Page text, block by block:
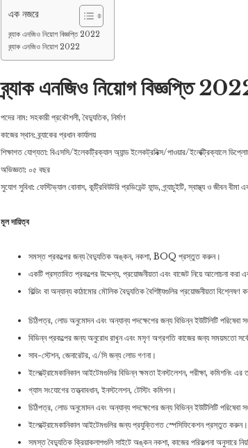
এক নজরে
ব্র্যাক এনজিও নিয়োগ বিজ্ঞপ্তি 2022
ব্র্যাক এনজিও নিয়োগ 2022
ব্র্যাক এনজিও নিয়োগ বিজ্ঞপ্তি
পদের নাম: সহকারী প্রকৌশলী, বৈদ্যুতিক, নির্মাণ
কাজের স্থান: ব্র্যাকের প্রধান কার্যালয়
শিক্ষাগত যোগ্যতা: বিএসসি/ইলেকট্রিক্যাল অ্যান্ড ইলেকট্রনিক্স/পাওয়ার/ইলেক্ট্রিক্যালে
অভিজ্ঞতা: ০৫ বছর
সুযোগ সুবিধা: ফেস্টিভ্যাল বোনাস, কন্ট্রিবিউটরি প্রভিডেন্ট ফান্ড, গ্র্যাচুইটি, স্বাস্থ্য ও জীবন বীমা
মূল দায়িত্ব
সমস্ত প্রকল্পের জন্য বৈদ্যুতিক অঙ্কন, নকশা, BOQ প্রস্তুত করুন।
একটি প্রস্তাবিত প্রকল্পের উদ্দেশ্য, প্রয়োজনীয়তা এবং বাজেট নিয়ে আলোচনা করা
বিল্ডিং বা অন্যান্য কাঠামোর মৌলিক বৈদ্যুতিক বৈশিষ্ট্যগুলির প্রয়োজনীয়তা বিশ্লেষণ
চিঠিপত্র, লোড অনুমোদন এবং অন্যান্য পদক্ষেপের জন্য বিভিন্ন ইউটিলিটি পরিষেবা
বিভিন্ন প্রকল্পের জন্য অনুরোধ রাখুন এবং মসৃণ অগ্রগতি কাজের জন্য সময়মতো
সাব-স্টেশন, জেনারেটর, এ/সি জন্য লোড গণনা।
ইলেক্ট্রোমেকানিকাল আইটেমগুলির বিভিন্ন ক্ষমতা ইনস্টলেশন, পরীক্ষা, কমিশনিং এর
গ্যাস সংযোগের তত্ত্বাবধান, ইনস্টলেশন, টেস্টিং কমিশন।
চিঠিপত্র, লোড অনুমোদন এবং অন্যান্য পদক্ষেপের জন্য বিভিন্ন ইউটিলিটি পরিষেবা
ইলেক্ট্রোমেকানিকাল আইটেমগুলির জন্য প্রযুক্তিগত স্পেসিফিকেশন প্রস্তুত করুন।
সমস্ত বৈদ্যুতিক ক্রিয়াকলাপগুলি সাইটে অঙ্কন নকশা, কাজের পরিকল্পনা অনুসারে